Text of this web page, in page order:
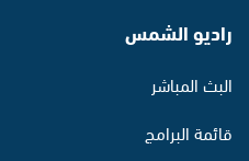
راديو الشمس
البث المباشر
قائمة البرامج